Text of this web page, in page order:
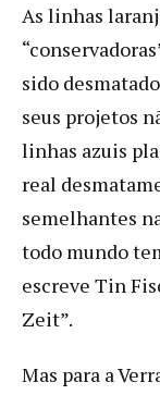
As linhas
sido
seus projetos
linhas azuis
real
semelhantes
todo mundo
escreve Tin
Zeit”.
Mas para a